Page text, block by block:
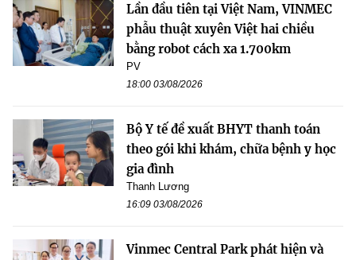
Lần đầu tiên tại Việt Nam, VINMEC
phẫu thuật xuyên Việt hai chiều
bằng robot cách xa 1.700km
PV
18:00 03/08/2026
Bộ Y tế đề xuất BHYT thanh toán
theo gói khi khám, chữa bệnh y học
gia đình
Thanh Lương
16:09 03/08/2026
Vinmec Central Park phát hiện và